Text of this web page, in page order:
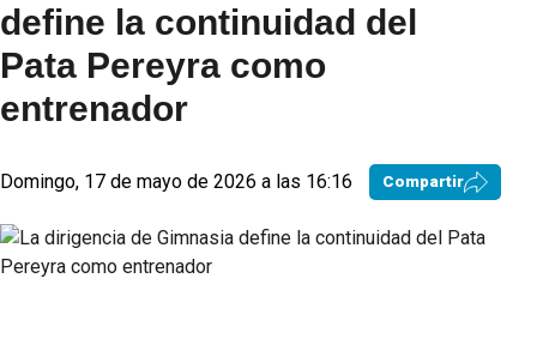
define la continuidad del
Pata Pereyra como
entrenador
Domingo, 17 de mayo de 2026 a las 16:16 Compartir